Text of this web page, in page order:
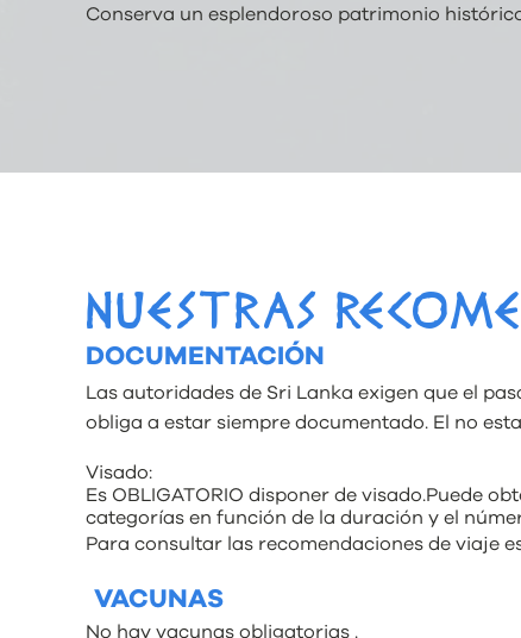
Conserva un esplendoroso patrimonio
NUESTRAS
DOCUMENTACIÓN
Las autoridades de Sri Lanka exigen que el
obliga a estar siempre documentado. El no
Visado:
Es OBLIGATORIO disponer de visado.Puede
categorías en función de la duración y el
Para consultar las recomendaciones de viaje
VACUNAS
No hay vacunas obligatorias .